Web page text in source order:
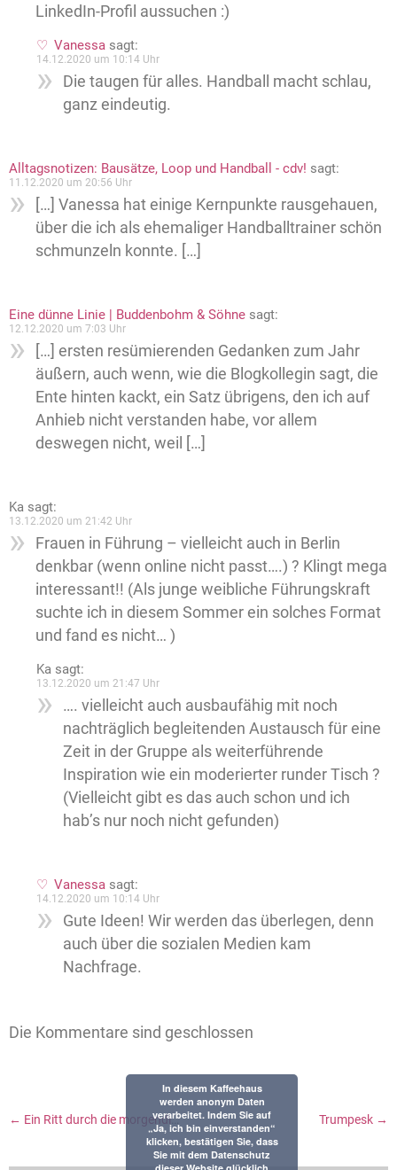
LinkedIn-Profil aussuchen :)
Vanessa sagt:
14.12.2020 um 10:14 Uhr
Die taugen für alles. Handball macht schlau,
ganz eindeutig.
Alltagsnotizen: Bausätze, Loop und Handball - cdv! sagt:
11.12.2020 um 20:56 Uhr
[…] Vanessa hat einige Kernpunkte rausgehauen,
über die ich als ehemaliger Handballtrainer schön
schmunzeln konnte. […]
Eine dünne Linie | Buddenbohm & Söhne sagt:
12.12.2020 um 7:03 Uhr
[…] ersten resümierenden Gedanken zum Jahr
äußern, auch wenn, wie die Blogkollegin sagt, die
Ente hinten kackt, ein Satz übrigens, den ich auf
Anhieb nicht verstanden habe, vor allem
deswegen nicht, weil […]
Ka sagt:
13.12.2020 um 21:42 Uhr
Frauen in Führung – vielleicht auch in Berlin
denkbar (wenn online nicht passt….) ? Klingt mega
interessant!! (Als junge weibliche Führungskraft
suchte ich in diesem Sommer ein solches Format
und fand es nicht… )
Ka sagt:
13.12.2020 um 21:47 Uhr
…. vielleicht auch ausbaufähig mit noch
nachträglich begleitenden Austausch für eine
Zeit in der Gruppe als weiterführende
Inspiration wie ein moderierter runder Tisch ?
(Vielleicht gibt es das auch schon und ich
hab’s nur noch nicht gefunden)
Vanessa sagt:
14.12.2020 um 10:14 Uhr
Gute Ideen! Wir werden das überlegen, denn
auch über die sozialen Medien kam
Nachfrage.
Die Kommentare sind geschlossen
← Ein Ritt durch die morgendliche Finsternis, ein Gartenrätsel und Dinge, die passieren, wenn ich ins Internet schreibe Trumpesk →
In diesem Kaffeehaus
werden anonym Daten
verarbeitet. Indem Sie auf
„Ja, ich bin einverstanden“
klicken, bestätigen Sie, dass
Sie mit dem Datenschutz